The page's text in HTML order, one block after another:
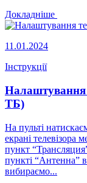
Докладніше
11.01.2024
Інструкції
Налаштування
ТБ)
На пульті
екрані телевізора
пункт
пункті “Антенна”
вибираємо...